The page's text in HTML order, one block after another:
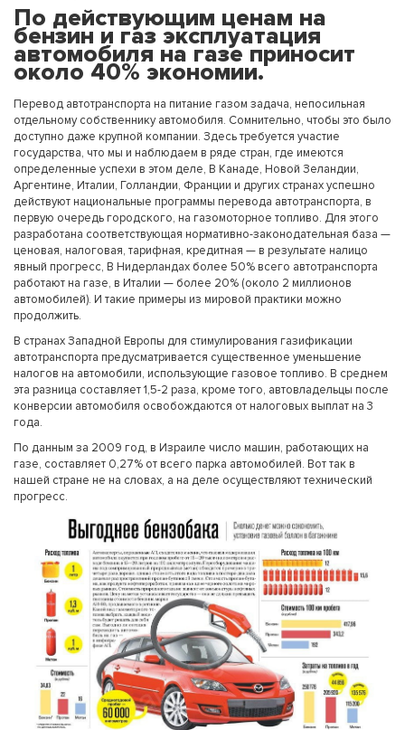
По действующим ценам на
бензин и газ эксплуатация
автомобиля на газе приносит
около 40% экономии.
Перевод автотранспорта на питание газом задача, непосильная
отдельному собственнику автомобиля. Сомнительно, чтобы это было
доступно даже крупной компании. Здесь требуется участие
государства, что мы и наблюдаем в ряде стран, где имеются
определенные успехи в этом деле, В Канаде, Новой Зеландии,
Аргентине, Италии, Голландии, Франции и других странах успешно
действуют национальные программы перевода автотранспорта, в
первую очередь городского, на газомоторное топливо. Для этого
разработана соответствующая нормативно-законодательная база —
ценовая, налоговая, тарифная, кредитная — в результате налицо
явный прогресс, В Нидерландах более 50% всего автотранспорта
работают на газе, в Италии — более 20% (около 2 миллионов
автомобилей). И такие примеры из мировой практики можно
продолжить.
В странах Западной Европы для стимулирования газификации
автотранспорта предусматривается существенное уменьшение
налогов на автомобили, использующие газовое топливо. В среднем
эта разница составляет 1,5-2 раза, кроме того, автовладельцы после
конверсии автомобиля освобождаются от налоговых выплат на 3
года.
По данным за 2009 год, в Израиле число машин, работающих на
газе, составляет 0,27% от всего парка автомобилей. Вот так в
нашей стране не на словах, а на деле осуществляют технический
прогресс.